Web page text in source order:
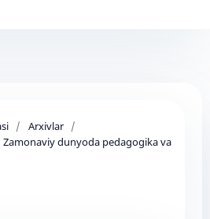
/ Arxivlar /
Zamonaviy dunyoda pedagogika va